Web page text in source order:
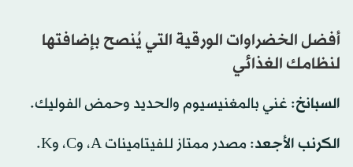
أفضل الخضراوات الورقية التي يُنصح بإضافتها
لنظامك الغذائي
السبانخ: غني بالمغنيسيوم والحديد وحمض الفوليك.
الكرنب الأجعد: مصدر ممتاز للفيتامينات A، وC، وK.